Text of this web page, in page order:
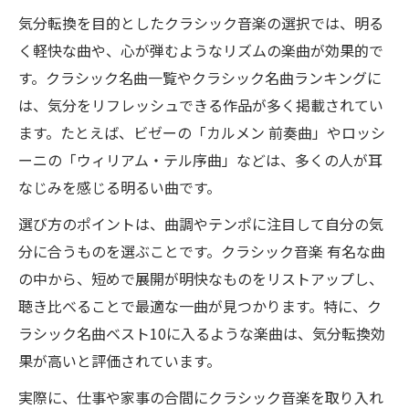
気分転換を目的としたクラシック音楽の選択では、明る
く軽快な曲や、心が弾むようなリズムの楽曲が効果的で
す。クラシック名曲一覧やクラシック名曲ランキングに
は、気分をリフレッシュできる作品が多く掲載されてい
ます。たとえば、ビゼーの「カルメン 前奏曲」やロッシ
ーニの「ウィリアム・テル序曲」などは、多くの人が耳
なじみを感じる明るい曲です。
選び方のポイントは、曲調やテンポに注目して自分の気
分に合うものを選ぶことです。クラシック音楽 有名な曲
の中から、短めで展開が明快なものをリストアップし、
聴き比べることで最適な一曲が見つかります。特に、ク
ラシック名曲ベスト10に入るような楽曲は、気分転換効
果が高いと評価されています。
実際に、仕事や家事の合間にクラシック音楽を取り入れ